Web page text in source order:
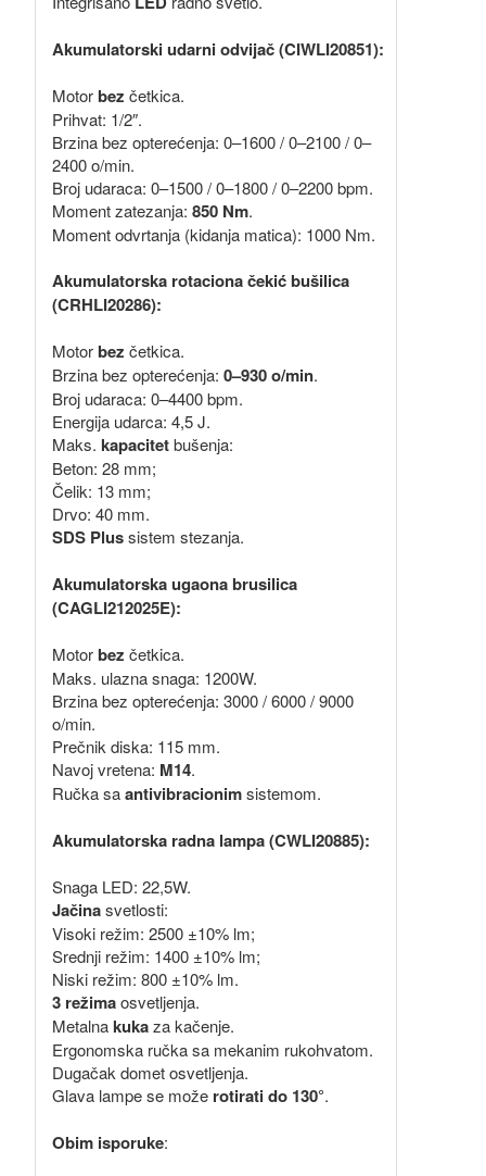
Akumulatorski udarni odvijač (CIWLI20851):
Motorbez četkica.
Prihvat: 1/2″.
Brzina bez opterećenja: 0–1600 / 0–2100 / 0–
2400 o/min.
Broj udaraca: 0–1500 / 0–1800 / 0–2200 bpm.
Moment zatezanja: 850 Nm.
Moment odvrtanja (kidanja matica): 1000 Nm.
Akumulatorska rotaciona čekić bušilica
(CRHLI20286):
Motorbez četkica.
Brzina bez opterećenja: 0–930 o/min.
Broj udaraca: 0–4400 bpm.
Energija udarca: 4,5 J.
Maks. kapacitetbušenja:
Beton: 28 mm;
Čelik: 13 mm;
Drvo: 40 mm.
SDS Plussistem stezanja.
Akumulatorska ugaona brusilica
(CAGLI212025E):
Motorbez četkica.
Maks. ulazna snaga: 1200W.
Brzina bez opterećenja: 3000 / 6000 / 9000
o/min.
Prečnik diska: 115 mm.
Navoj vretena: M14.
Ručka saantivibracionimsistemom.
Akumulatorska radna lampa (CWLI20885):
Snaga LED: 22,5W.
Jačinasvetlosti:
Visoki režim: 2500 ±10% lm;
Srednji režim: 1400 ±10% lm;
Niski režim: 800 ±10% lm.
3 režimaosvetljenja.
Metalnakukaza kačenje.
Ergonomska ručka sa mekanim rukohvatom.
Dugačak domet osvetljenja.
Glava lampe se može rotirati do 130°.
Obim isporuke: